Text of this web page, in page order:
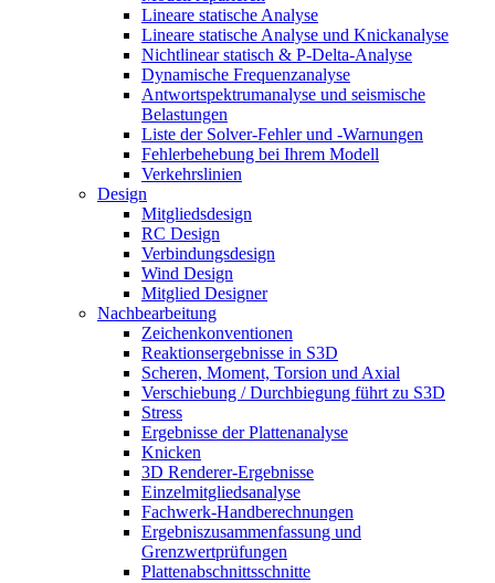
Lineare statische Analyse
Lineare statische Analyse und Knickanalyse
Nichtlinear statisch & P-Delta-Analyse
Dynamische Frequenzanalyse
Antwortspektrumanalyse und seismische
Belastungen
Liste der Solver-Fehler und -Warnungen
Fehlerbehebung bei Ihrem Modell
Verkehrslinien
Design
Mitgliedsdesign
RC Design
Verbindungsdesign
Wind Design
Mitglied Designer
Nachbearbeitung
Zeichenkonventionen
Reaktionsergebnisse in S3D
Scheren, Moment, Torsion und Axial
Verschiebung / Durchbiegung führt zu S3D
Stress
Ergebnisse der Plattenanalyse
Knicken
3D Renderer-Ergebnisse
Einzelmitgliedsanalyse
Fachwerk-Handberechnungen
Ergebniszusammenfassung und
Grenzwertprüfungen
Plattenabschnittsschnitte